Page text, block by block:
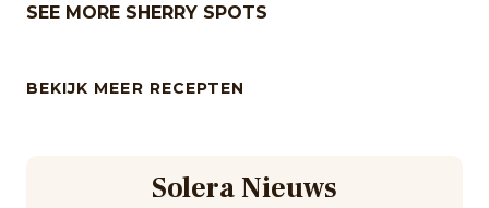
SEE MORE SHERRY SPOTS
BEKIJK MEER RECEPTEN
Solera Nieuws